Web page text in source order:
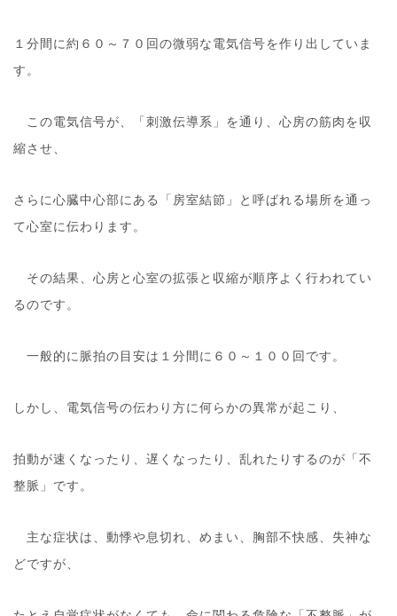
１分間に約６０～７０回の微弱な電気信号を作り出していま
す。
この電気信号が、「刺激伝導系」を通り、心房の筋肉を収
縮させ、
さらに心臓中心部にある「房室結節」と呼ばれる場所を通っ
て心室に伝わります。
その結果、心房と心室の拡張と収縮が順序よく行われてい
るのです。
一般的に脈拍の目安は１分間に６０～１００回です。
しかし、電気信号の伝わり方に何らかの異常が起こり、
拍動が速くなったり、遅くなったり、乱れたりするのが「不
整脈」です。
主な症状は、動悸や息切れ、めまい、胸部不快感、失神な
どですが、